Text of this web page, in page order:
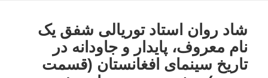
شاد روان استاد توریالی شفق یک
نام معروف، پایدار و جاودانه در
تاریخ سینمای افغانستان (قسمت